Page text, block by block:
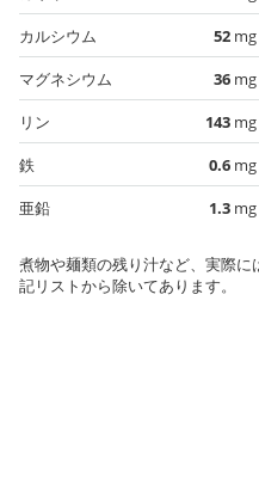
カルシウム
52 mg
マグネシウム
36 mg
リン
143 mg
鉄
0.6 mg
亜鉛
1.3 mg
煮物や麺類の残り汁など、実際
記リストから除いてあります。